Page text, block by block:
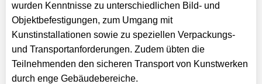
wurden Kenntnisse zu unterschiedlichen Bild- und
Objektbefestigungen, zum Umgang mit
Kunstinstallationen sowie zu speziellen Verpackungs-
und Transportanforderungen. Zudem übten die
Teilnehmenden den sicheren Transport von Kunstwerken
durch enge Gebäudebereiche.